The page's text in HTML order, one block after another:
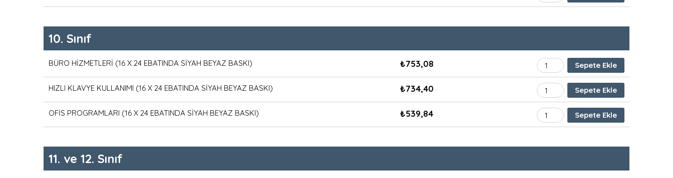
10. Sınıf
BÜRO HİZMETLERİ (16 X 24 EBATINDA SİYAH BEYAZ BASKI) ₺753,08 BÜRO HİZMETLERİ (16 X 24 EBATINDA
Sepete Ekle
HIZLI KLAVYE KULLANIMI (16 X 24 EBATINDA SİYAH BEYAZ BASKI) ₺734,40 HIZLI KLAVYE KULLANIMI (16 X 24
Sepete Ekle
OFİS PROGRAMLARI (16 X 24 EBATINDA SİYAH BEYAZ BASKI) ₺539,84 OFİS PROGRAMLARI (16 X 24
Sepete Ekle
11. ve 12. Sınıf